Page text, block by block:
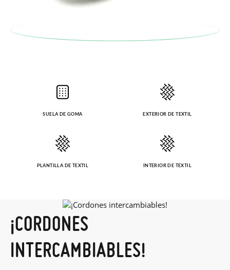
SUELA DE GOMA EXTERIOR DE TEXTIL
PLANTILLA DE TEXTIL INTERIOR DE TEXTIL
¡CORDONES
INTERCAMBIABLES!